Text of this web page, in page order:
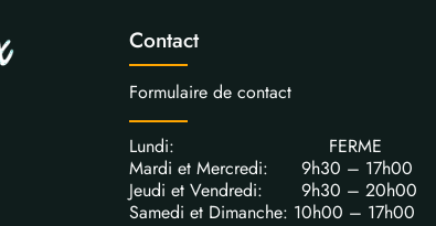
Contact
Formulaire de contact
Lundi: FERME
Mardi et Mercredi: 9h30 – 17h00
Jeudi et Vendredi: 9h30 – 20h00
Samedi et Dimanche: 10h00 – 17h00